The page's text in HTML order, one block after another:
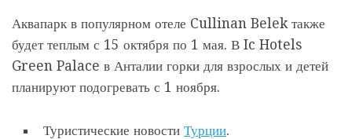
Аквапарк в популярном отеле Cullinan Belek также
будет теплым с 15 октября по 1 мая. В Ic Hotels
Green Palace в Анталии горки для взрослых и детей
планируют подогревать с 1 ноября.
Туристические новости Турции.